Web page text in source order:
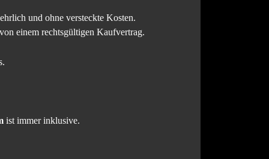
und ohne versteckte Kosten.
einem rechtsgültigen Kaufvertrag.
ist immer inklusive.